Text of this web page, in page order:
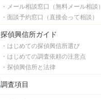
・メール相談窓口（無料メール相談）
・面談予約窓口（直接会って相談）
探偵興信所ガイド
・はじめての探偵興信所選び
・はじめての調査依頼の注意点
・探偵興信所と法律
調査項目